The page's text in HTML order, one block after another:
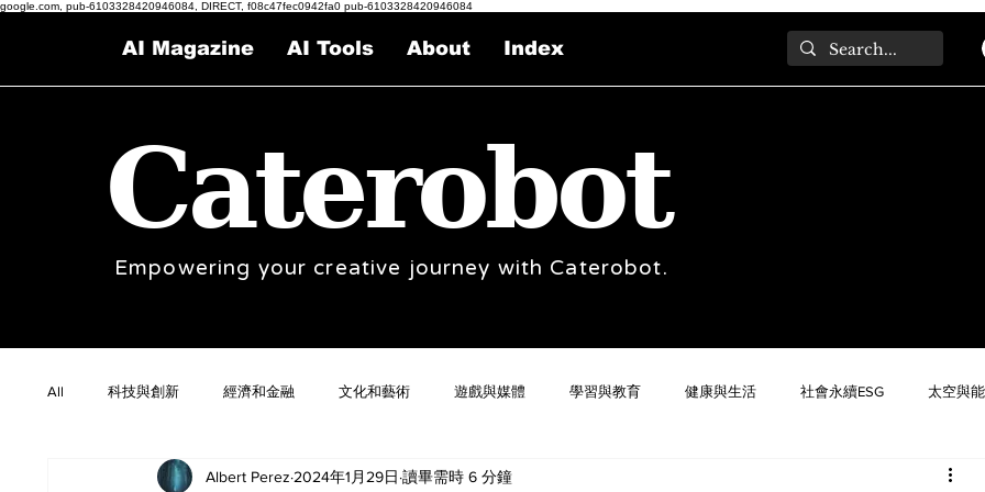
google.com, pub-6103328420946084, DIRECT, f08c47fec0942fa0 pub-6103328420946084
AI Magazine AI Tools About Index
Caterobot
Empowering your creative journey with Caterobot.
All 科技與創新 經濟和金融 文化和藝術 遊戲與媒體 學習與教育 健康與生活 社會永續ESG 太空與
Albert Perez 2024年1月29日 讀畢需時 6 分鐘